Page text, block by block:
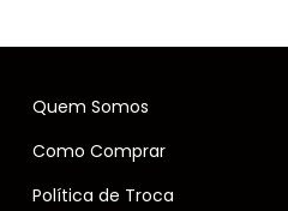
Quem Somos
Como Comprar
Política de Troca